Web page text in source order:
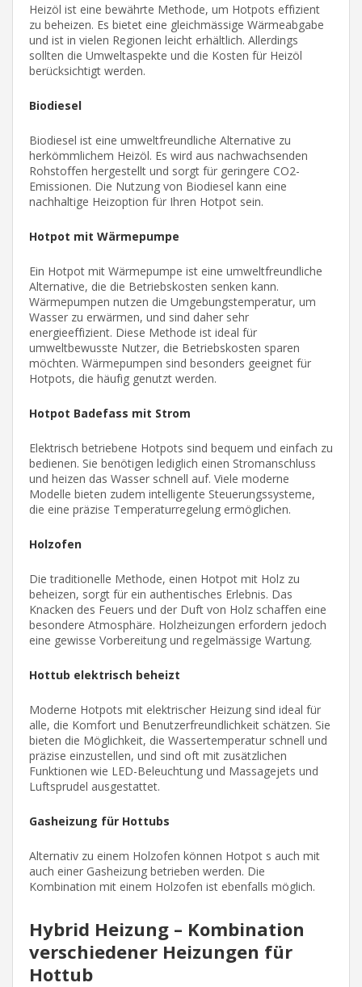
Heizöl ist eine bewährte Methode, um Hotpots effizient
zu beheizen. Es bietet eine gleichmässige Wärmeabgabe
und ist in vielen Regionen leicht erhältlich. Allerdings
sollten die Umweltaspekte und die Kosten für Heizöl
berücksichtigt werden.
Biodiesel
Biodiesel ist eine umweltfreundliche Alternative zu
herkömmlichem Heizöl. Es wird aus nachwachsenden
Rohstoffen hergestellt und sorgt für geringere CO2-
Emissionen. Die Nutzung von Biodiesel kann eine
nachhaltige Heizoption für Ihren Hotpot sein.
Hotpot mit Wärmepumpe
Ein Hotpot mit Wärmepumpe ist eine umweltfreundliche
Alternative, die die Betriebskosten senken kann.
Wärmepumpen nutzen die Umgebungstemperatur, um
Wasser zu erwärmen, und sind daher sehr
energieeffizient. Diese Methode ist ideal für
umweltbewusste Nutzer, die Betriebskosten sparen
möchten. Wärmepumpen sind besonders geeignet für
Hotpots, die häufig genutzt werden.
Hotpot Badefass mit Strom
Elektrisch betriebene Hotpots sind bequem und einfach zu
bedienen. Sie benötigen lediglich einen Stromanschluss
und heizen das Wasser schnell auf. Viele moderne
Modelle bieten zudem intelligente Steuerungssysteme,
die eine präzise Temperaturregelung ermöglichen.
Holzofen
Die traditionelle Methode, einen Hotpot mit Holz zu
beheizen, sorgt für ein authentisches Erlebnis. Das
Knacken des Feuers und der Duft von Holz schaffen eine
besondere Atmosphäre. Holzheizungen erfordern jedoch
eine gewisse Vorbereitung und regelmässige Wartung.
Hottub elektrisch beheizt
Moderne Hotpots mit elektrischer Heizung sind ideal für
alle, die Komfort und Benutzerfreundlichkeit schätzen. Sie
bieten die Möglichkeit, die Wassertemperatur schnell und
präzise einzustellen, und sind oft mit zusätzlichen
Funktionen wie LED-Beleuchtung und Massagejets und
Luftsprudel ausgestattet.
Gasheizung für Hottubs
Alternativ zu einem Holzofen können Hotpot s auch mit
auch einer Gasheizung betrieben werden. Die
Kombination mit einem Holzofen ist ebenfalls möglich.
Hybrid Heizung – Kombination
verschiedener Heizungen für
Hottub